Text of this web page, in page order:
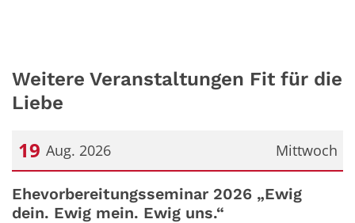
Weitere Veranstaltungen Fit für die
Liebe
Mittwoch
19 Aug. 2026
Datum: 19. August 2026
Ehevorbereitungsseminar 2026 „Ewig
dein. Ewig mein. Ewig uns.“